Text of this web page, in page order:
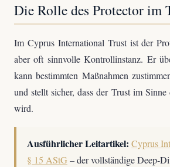
Die Rolle des Protector im
Im Cyprus International Trust ist der
aber oft sinnvolle Kontrollinstanz. Er
kann bestimmten Maßnahmen
und stellt sicher, dass der Trust im Sinne
wird.
Ausführlicher Leitartikel: Cyprus
§ 15 AStG – der vollständige Deep-